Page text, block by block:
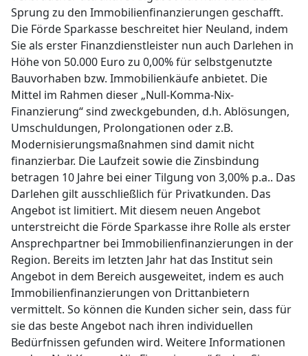
Sprung zu den Immobilienfinanzierungen geschafft.
Die Förde Sparkasse beschreitet hier Neuland, indem
Sie als erster Finanzdienstleister nun auch Darlehen in
Höhe von 50.000 Euro zu 0,00% für selbstgenutzte
Bauvorhaben bzw. Immobilienkäufe anbietet. Die
Mittel im Rahmen dieser „Null-Komma-Nix-
Finanzierung“ sind zweckgebunden, d.h. Ablösungen,
Umschuldungen, Prolongationen oder z.B.
Modernisierungsmaßnahmen sind damit nicht
finanzierbar. Die Laufzeit sowie die Zinsbindung
betragen 10 Jahre bei einer Tilgung von 3,00% p.a.. Das
Darlehen gilt ausschließlich für Privatkunden. Das
Angebot ist limitiert. Mit diesem neuen Angebot
unterstreicht die Förde Sparkasse ihre Rolle als erster
Ansprechpartner bei Immobilienfinanzierungen in der
Region. Bereits im letzten Jahr hat das Institut sein
Angebot in dem Bereich ausgeweitet, indem es auch
Immobilienfinanzierungen von Drittanbietern
vermittelt. So können die Kunden sicher sein, dass für
sie das beste Angebot nach ihren individuellen
Bedürfnissen gefunden wird. Weitere Informationen